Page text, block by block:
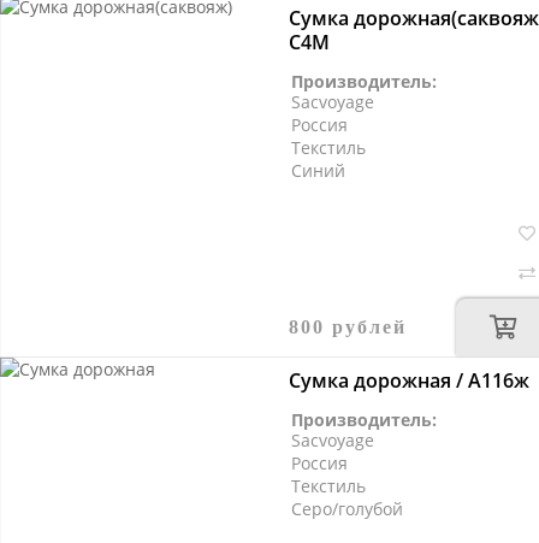
Сумка
С4М
Производитель:
Sacvoyage
Россия
Текстиль
Синий
800 рублей
Сумка дорожная / А116ж
Производитель:
Sacvoyage
Россия
Текстиль
Серо/голубой